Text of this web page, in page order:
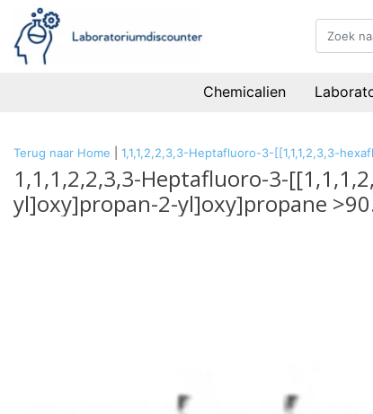
Chemicalien
Terug naar Home 1,1,1,2,2,3,3-Heptafluoro-3-[[1,1,1,2,3,3-
1,1,1,2,2,3,3-Heptafluoro-3-
yl]oxy]propan-2-yl]oxy]propane